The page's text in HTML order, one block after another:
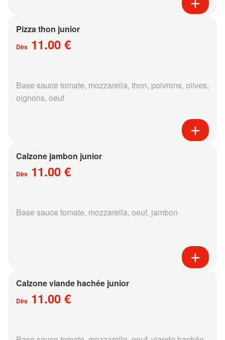
Pizza thon junior
Dès 11.00 €
Base sauce tomate, mozzarella, thon, poivrons, olives,
oignons, oeuf
Calzone jambon junior
Dès 11.00 €
Base sauce tomate, mozzarella, oeuf, jambon
Calzone viande hachée junior
Dès 11.00 €